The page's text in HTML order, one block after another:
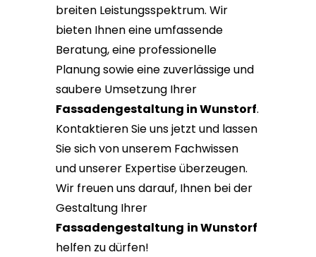
breiten Leistungsspektrum. Wir
bieten Ihnen eine umfassende
Beratung, eine professionelle
Planung sowie eine zuverlässige und
saubere Umsetzung Ihrer
Fassadengestaltung in Wunstorf.
Kontaktieren Sie uns jetzt und lassen
Sie sich von unserem Fachwissen
und unserer Expertise überzeugen.
Wir freuen uns darauf, Ihnen bei der
Gestaltung Ihrer
Fassadengestaltung in Wunstorf
helfen zu dürfen!